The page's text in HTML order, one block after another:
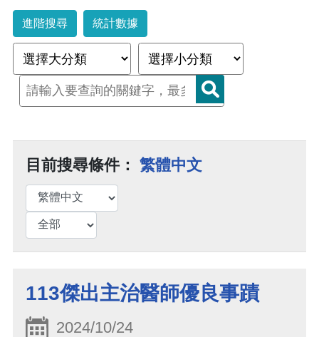
進階搜尋 統計數據
目前搜尋條件： 繁體中文
113傑出主治醫師優良事蹟
2024/10/24